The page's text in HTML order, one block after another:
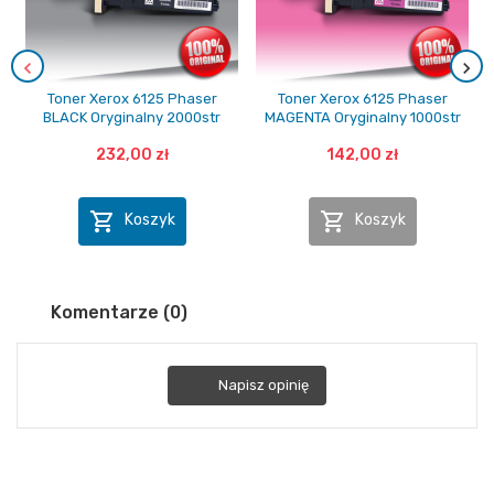
Toner Xerox 6125 Phaser
BLACK Oryginalny 2000str
232,00 zł
 Koszyk
Toner Xerox 6125 Phaser
MAGENTA Oryginalny 1000str
142,00 zł
 Koszyk
Komentarze (0)
Napisz opinię